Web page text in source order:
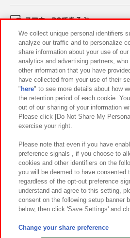
スマホ・PCであそぶ
イベント・キャンペーン
関連会社 サステナビリティ
プライバシーポリシー ウェブアクセ
お取引先さまとともに
カスタマーハラスメント対応方針 よく
©Bandai Namco
©Bandai Namco
We collect unique personal identifiers
analyze our traffic and to personalize
share information about your use of
analytics and advertising partners,
other information that you have
have collected from your use of their
" here" to see more details about how
the retention period of each cookie.
out of our sharing of your information
Please click [Do Not Share My
exercise your right.
Please note that even if you have
preference signals , if you choose to
cookies and other identifiers on the
you will be deemed to have consented
regardless of the opt-out preference
understand and agree to this setting,
consent on the following setup banner
below, then click 'Save Settings' and
Change your share preference